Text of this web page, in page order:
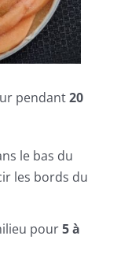
pendant20
le bas du
les bords du
pour5 à